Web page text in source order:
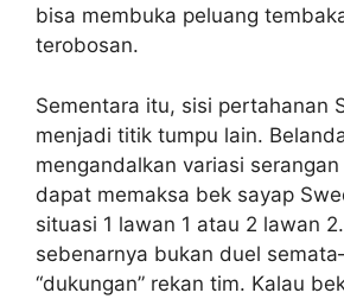
bisa membuka peluang
terobosan.
Sementara itu, sisi pertahanan
menjadi titik tumpu lain.
mengandalkan variasi
dapat memaksa bek sayap
situasi 1 lawan 1 atau 2 lawan
sebenarnya bukan duel
“dukungan” rekan tim. Kalau